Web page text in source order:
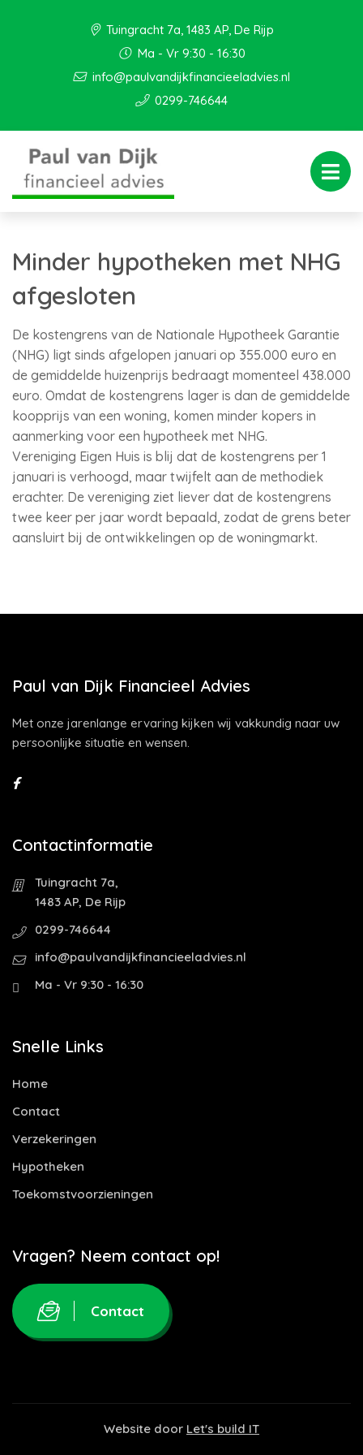
Tuingracht 7a, 1483 AP, De Rijp
Ma - Vr 9:30 - 16:30
info@paulvandijkfinancieeladvies.nl
0299-746644
Minder hypotheken met NHG
afgesloten
De kostengrens van de Nationale Hypotheek Garantie
(NHG) ligt sinds afgelopen januari op 355.000 euro en
de gemiddelde huizenprijs bedraagt momenteel 438.000
euro. Omdat de kostengrens lager is dan de gemiddelde
koopprijs van een woning, komen minder kopers in
aanmerking voor een hypotheek met NHG.
Vereniging Eigen Huis is blij dat de kostengrens per 1
januari is verhoogd, maar twijfelt aan de methodiek
erachter. De vereniging ziet liever dat de kostengrens
twee keer per jaar wordt bepaald, zodat de grens beter
aansluirt bij de ontwikkelingen op de woningmarkt.
Paul van Dijk Financieel Advies
Met onze jarenlange ervaring kijken wij vakkundig naar uw
persoonlijke situatie en wensen.
Contactinformatie
Tuingracht 7a,
1483 AP, De Rijp
0299-746644
info@paulvandijkfinancieeladvies.nl
Ma - Vr 9:30 - 16:30
Snelle Links
Home
Contact
Verzekeringen
Hypotheken
Toekomstvoorzieningen
Vragen? Neem contact op!
Contact
Website door Let's build IT